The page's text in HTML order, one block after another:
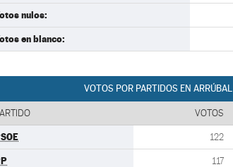
nulos:
en blanco:
VOTOS POR PARTIDOS EN ARRÚBAL
VOTOS
122
117